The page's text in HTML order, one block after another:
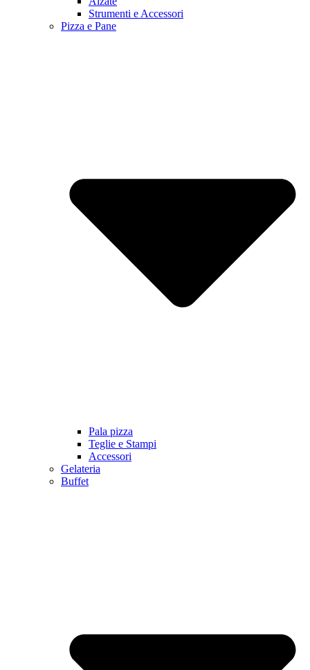
Strumenti e Accessori
Pizza e Pane
Pala pizza
Teglie e Stampi
Accessori
Gelateria
Buffet